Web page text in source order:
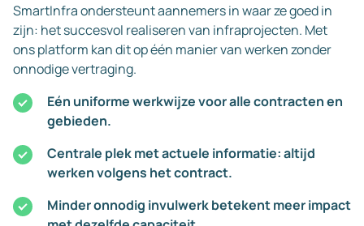
SmartInfra ondersteunt aannemers in waar ze goed in
zijn: het succesvol realiseren van infraprojecten. Met
ons platform kan dit op één manier van werken zonder
onnodige vertraging.
Eén uniforme werkwijze voor alle contracten en
gebieden.
Centrale plek met actuele informatie: altijd
werken volgens het contract.
Minder onnodig invulwerk betekent meer impact